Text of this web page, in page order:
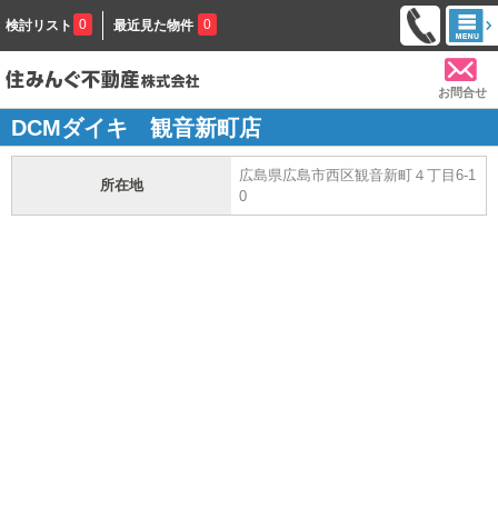
検討リスト 0 最近見た物件 0
お問合せ
DCMダイキ 観音新町店
所在地
広島県広島市西区観音新町４丁目6-1
0